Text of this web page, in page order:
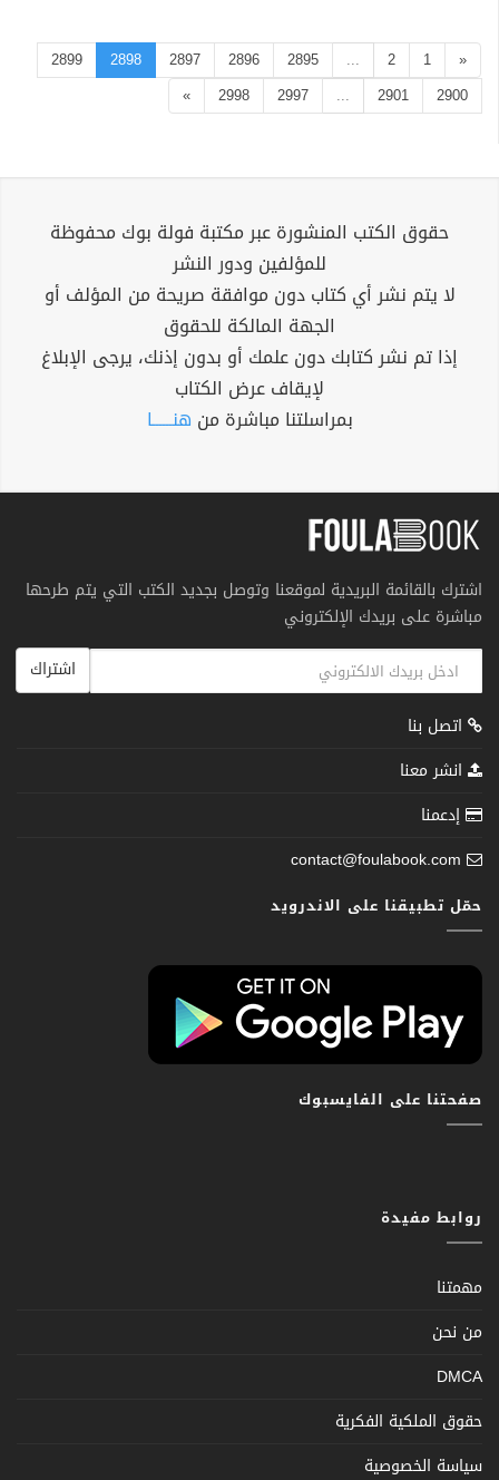
«
1
2
...
2895
2896
2897
2898
2899
2900
2901
...
2997
2998
»
حقوق الكتب المنشورة عبر مكتبة فولة بوك محفوظة
للمؤلفين ودور النشر
لا يتم نشر أي كتاب دون موافقة صريحة من المؤلف أو
الجهة المالكة للحقوق
إذا تم نشر كتابك دون علمك أو بدون إذنك، يرجى الإبلاغ
لإيقاف عرض الكتاب
بمراسلتنا مباشرة من هنــــــا
اشترك بالقائمة البريدية لموقعنا وتوصل بجديد الكتب التي يتم طرحها
مباشرة على بريدك الإلكتروني
اشتراك
اتصل بنا
انشر معنا
إدعمنا
contact@foulabook.com
حمّل تطبيقنا على الاندرويد
صفحتنا على الفايسبوك
روابط مفيدة
مهمتنا
من نحن
DMCA
حقوق الملكية الفكرية
سياسة الخصوصية